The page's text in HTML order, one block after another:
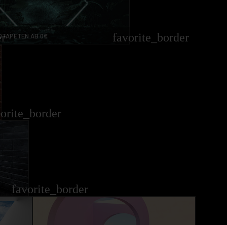
AB 0€ favorite_border
favorite_border